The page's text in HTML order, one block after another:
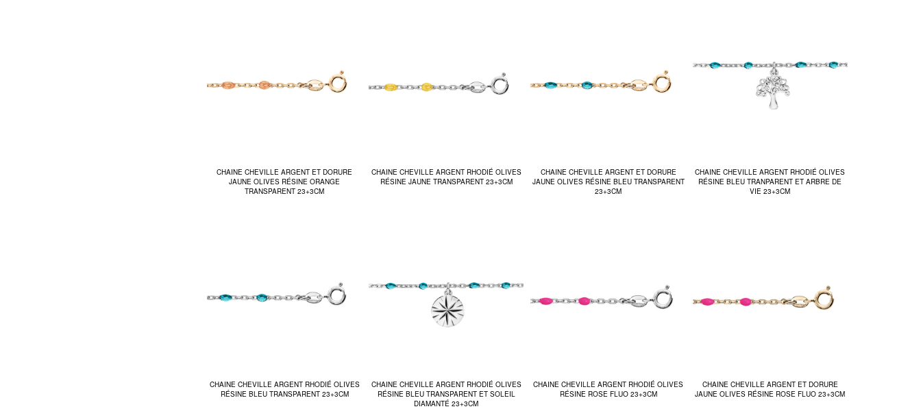
CHAINE CHEVILLE ARGENT ET DORURE
JAUNE OLIVES RÉSINE ORANGE
TRANSPARENT 23+3CM
CHAINE CHEVILLE ARGENT RHODIÉ OLIVES
RÉSINE JAUNE TRANSPARENT 23+3CM
CHAINE CHEVILLE ARGENT ET DORURE
JAUNE OLIVES RÉSINE BLEU TRANSPARENT
23+3CM
CHAINE CHEVILLE ARGENT RHODIÉ OLIVES
RÉSINE BLEU TRANPARENT ET ARBRE DE
VIE 23+3CM
CHAINE CHEVILLE ARGENT RHODIÉ OLIVES
RÉSINE BLEU TRANSPARENT 23+3CM
CHAINE CHEVILLE ARGENT RHODIÉ OLIVES
RÉSINE BLEU TRANSPARENT ET SOLEIL
DIAMANTÉ 23+3CM
CHAINE CHEVILLE ARGENT RHODIÉ OLIVES
RÉSINE ROSE FLUO 23+3CM
CHAINE CHEVILLE ARGENT ET DORURE
JAUNE OLIVES RÉSINE ROSE FLUO 23+3CM